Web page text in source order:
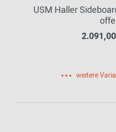
USM Haller
weitere